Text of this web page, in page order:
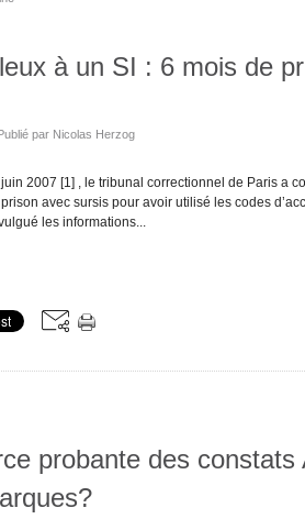
à un SI : 6 mois de
par Nicolas Herzog
2007 [1] , le tribunal correctionnel de Paris a
avec sursis pour avoir utilisé les codes
les informations...
probante des constats